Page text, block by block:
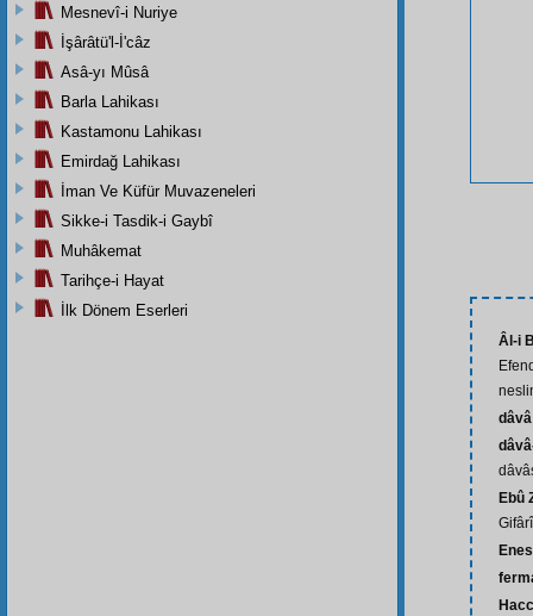
Âl-i
dâvâ
Ebû
Mesnevî-i Nuriye
İşârâtü'l-İ'câz
Asâ-yı Mûsâ
Barla Lahikası
Kastamonu Lahikası
Emirdağ Lahikası
İman Ve Küfür Muvazeneleri
Sikke-i Tasdik-i Gaybî
Muhâkemat
Tarihçe-i Hayat
İlk Dönem Eserleri